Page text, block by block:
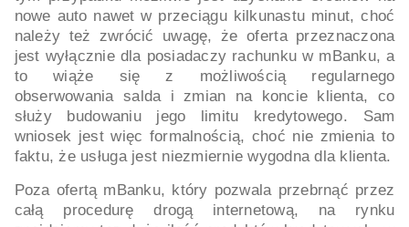
nowe auto nawet w przeciągu kilkunastu minut, choć
należy też zwrócić uwagę, że oferta przeznaczona
jest wyłącznie dla posiadaczy rachunku w mBanku, a
to wiąże się z możliwością regularnego
obserwowania salda i zmian na koncie klienta, co
służy budowaniu jego limitu kredytowego. Sam
wniosek jest więc formalnością, choć nie zmienia to
faktu, że usługa jest niezmiernie wygodna dla klienta.
Poza ofertą mBanku, który pozwala przebrnąć przez
całą procedurę drogą internetową, na rynku